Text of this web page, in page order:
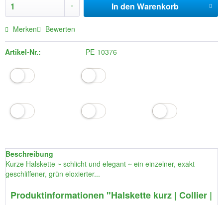
In den Warenkorb
Merken Bewerten
Artikel-Nr.: PE-10376
Beschreibung
Kurze Halskette ~ schlicht und elegant ~ ein einzelner, exakt
geschliffener, grün eloxierter...
Produktinformationen "Halskette kurz | Collier |